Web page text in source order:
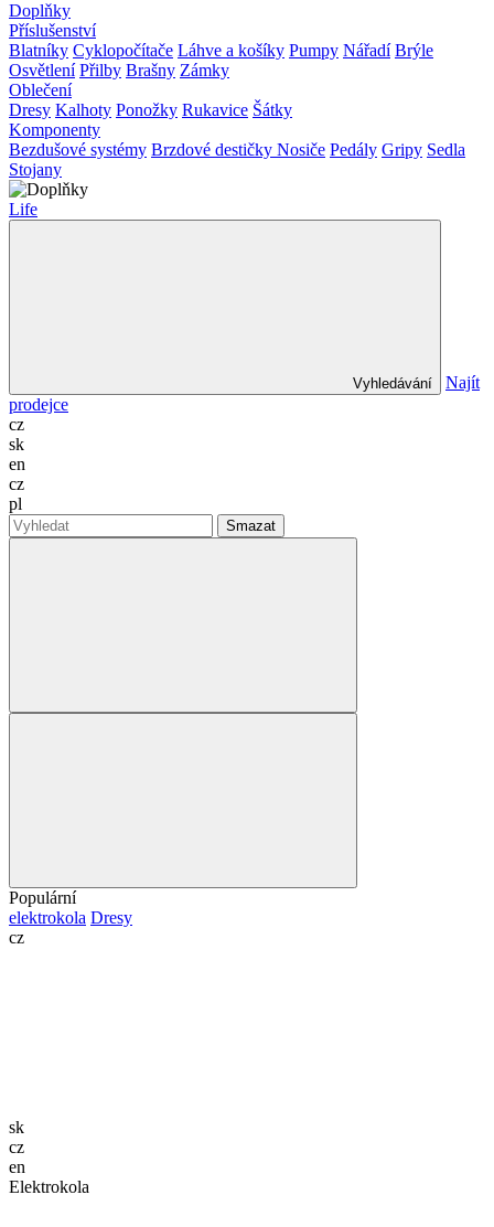
Doplňky
Příslušenství
Blatníky Cyklopočítače Láhve a košíky Pumpy Nářadí Brýle
Osvětlení Přilby Brašny Zámky
Oblečení
Dresy Kalhoty Ponožky Rukavice Šátky
Komponenty
Bezdušové systémy Brzdové destičky Nosiče Pedály Gripy Sedla
Stojany
Life
Vyhledávání
Najít
prodejce
cz
sk
en
cz
pl
Smazat
Populární
elektrokola Dresy
cz
sk
cz
en
Elektrokola